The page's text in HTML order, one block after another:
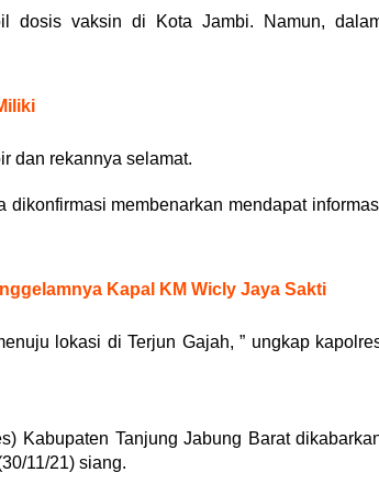
dosis vaksin di Kota Jambi. Namun,
dan rekannya selamat.
dikonfirmasi membenarkan mendapat
Kapal KM Wicly Jaya Sakti
lokasi di Terjun Gajah, ” ungkap
Kabupaten Tanjung Jabung Barat
11/21) siang.